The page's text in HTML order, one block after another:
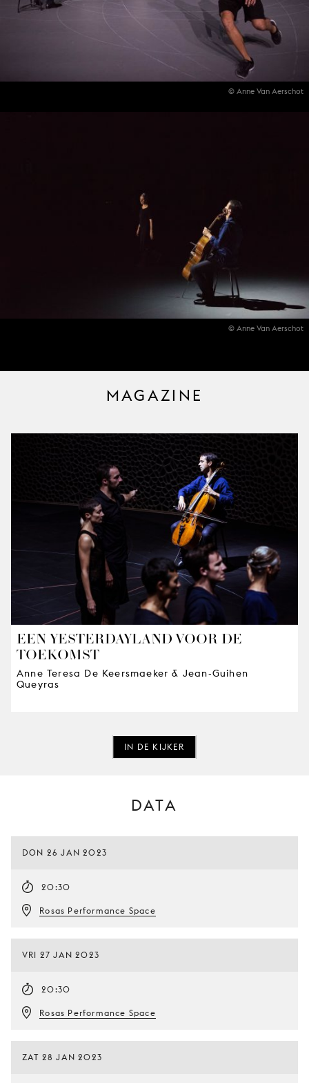
© Anne Van Aerschot
© Anne Van Aerschot
MAGAZINE
EEN YESTERDAYLAND VOOR DE
TOEKOMST
Anne Teresa De Keersmaeker & Jean-Guihen
Queyras
IN DE KIJKER
DATA
DON 26 JAN 2023
20:30
Rosas Performance Space
VRI 27 JAN 2023
20:30
Rosas Performance Space
ZAT 28 JAN 2023